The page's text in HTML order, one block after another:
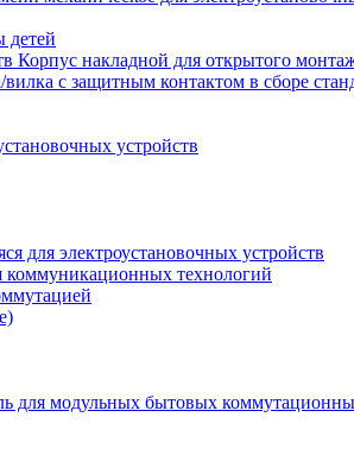
детей
Корпус накладной для открытого
вилка с защитным контактом в сборе
устройств
для электроустановочных устройств
коммуникационных технологий
для модульных бытовых